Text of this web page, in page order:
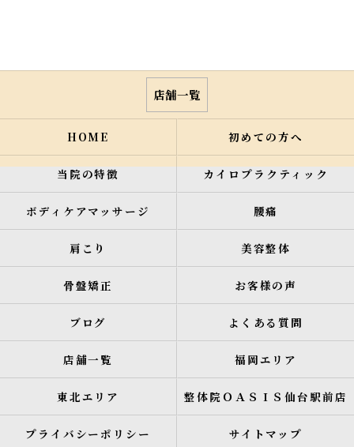
店舗一覧
HOME 初めての方へ
当院の特徴 カイロプラクティック
ボディケアマッサージ 腰痛
肩こり 美容整体
骨盤矯正 お客様の声
ブログ よくある質問
店舗一覧 福岡エリア
東北エリア 整体院ＯＡＳＩＳ仙台駅前店
プライバシーポリシー サイトマップ